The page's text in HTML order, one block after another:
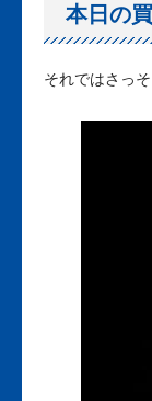
本日の
それではさっ